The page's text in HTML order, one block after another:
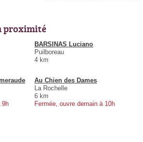
proximité
BARSINAS Luciano
Puilboreau
4 km
9h
Au Chien des Dames
La Rochelle
6 km
Fermée, ouvre demain à 10h